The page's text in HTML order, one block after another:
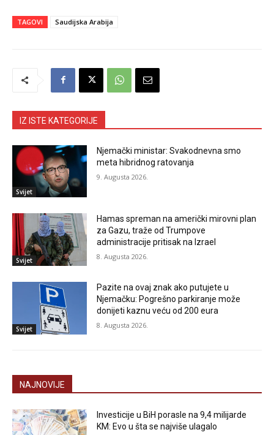
TAGOVI Saudijska Arabija
IZ ISTE KATEGORIJE
Svijet
Njemački ministar: Svakodnevna smo
meta hibridnog ratovanja
9. Augusta 2026.
Svijet
Hamas spreman na američki mirovni plan
za Gazu, traže od Trumpove
administracije pritisak na Izrael
8. Augusta 2026.
Svijet
Pazite na ovaj znak ako putujete u
Njemačku: Pogrešno parkiranje može
donijeti kaznu veću od 200 eura
8. Augusta 2026.
NAJNOVIJE
Investicije u BiH porasle na 9,4 milijarde
KM: Evo u šta se najviše ulagalo